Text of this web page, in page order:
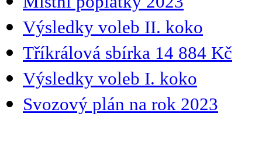
Výsledky voleb II. koko
Tříkrálová sbírka 14 884 Kč
Výsledky voleb I. koko
Svozový plán na rok 2023